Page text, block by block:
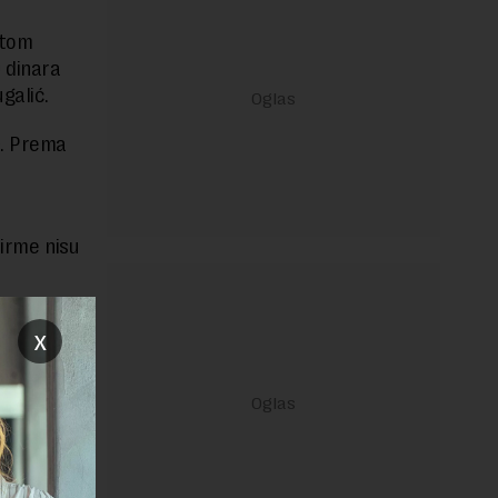
dinara
Prema
nisu
linka
x